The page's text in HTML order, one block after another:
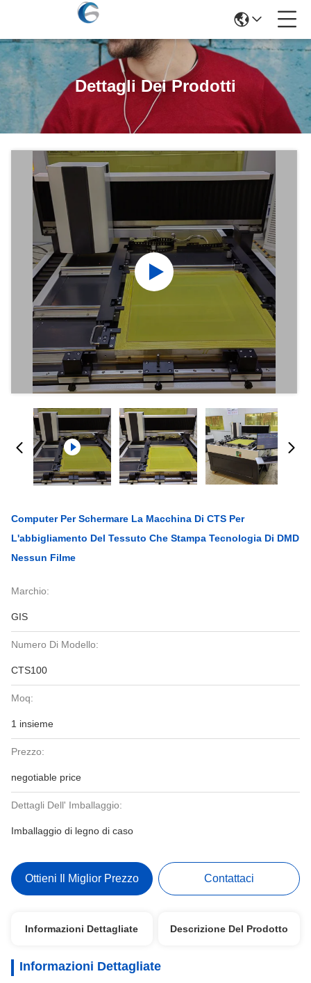
Dettagli Dei Prodotti
Computer Per Schermare La Macchina Di CTS Per
L'abbigliamento Del Tessuto Che Stampa Tecnologia Di DMD
Nessun Filme
Marchio:
GIS
Numero Di Modello:
CTS100
Moq:
1 insieme
Prezzo:
negotiable price
Dettagli Dell' Imballaggio:
Imballaggio di legno di caso
Ottieni Il Miglior Prezzo Contattaci
Informazioni Dettagliate Descrizione Del Prodotto
Informazioni Dettagliate